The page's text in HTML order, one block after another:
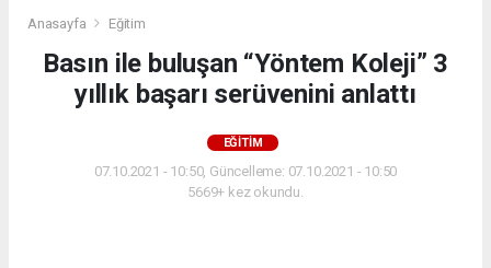
Anasayfa Eğitim
Basın ile buluşan “Yöntem Koleji” 3
yıllık başarı serüvenini anlattı
EĞITIM
07.10.2021 - 10:50, Güncelleme: 07.10.2021 - 10:50
5669+ kez okundu.